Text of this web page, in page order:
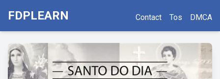
FDPLEARN Contact Tos DMCA